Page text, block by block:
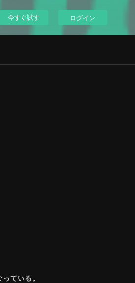
今すぐ試す ログイン
ている。